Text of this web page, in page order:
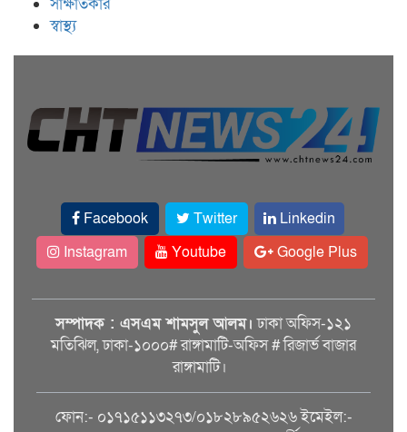
সাক্ষাতকার
স্বাস্থ্য
Facebook Twitter
Linkedin
Instagram
Youtube Google Plus
সম্পাদক : এসএম শামসুল আলম। ঢাকা অফিস-১২১
মতিঝিল, ঢাকা-১০০০# রাঙ্গামাটি-অফিস # রিজার্ভ বাজার
রাঙ্গামাটি।
ফোন:- ০১৭১৫১১৩২৭৩/০১৮২৮৯৫২৬২৬ ইমেইল:-